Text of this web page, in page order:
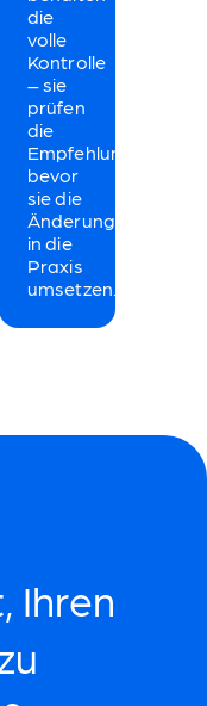
die
volle
Kontrolle
– sie
prüfen
die
Empfehlungen,
bevor
sie die
Änderungen
in die
Praxis
umsetzen.
Ihren